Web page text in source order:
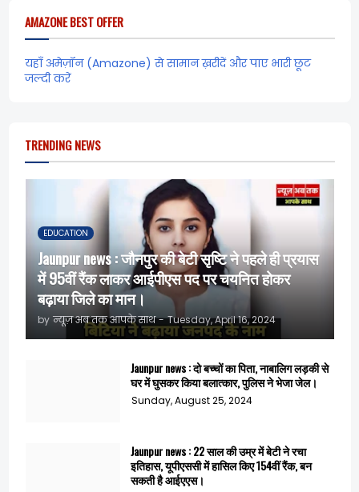
AMAZONE BEST OFFER
यहाँ अमेज़ॉन (Amazone) से सामान ख़रीदें और पाए भारी छूट
जल्दी करें
TRENDING NEWS
EDUCATION
Jaunpur news : जौनपुर की बेटी सृष्टि ने पहले ही प्रयास
में 95वीं रैंक लाकर आईपीएस पद पर चयनित होकर
बढ़ाया जिले का मान।
by न्यूज़ अब तक आपके साथ - Tuesday, April 16, 2024
Jaunpur news : दो बच्चों का पिता, नाबालिग लड़की से
घर में घुसकर किया बलात्कार, पुलिस ने भेजा जेल।
Sunday, August 25, 2024
Jaunpur news : 22 साल की उम्र में बेटी ने रचा
इतिहास, यूपीएससी में हासिल किए 154वीं रैंक, बन
सकती है आईएएस।